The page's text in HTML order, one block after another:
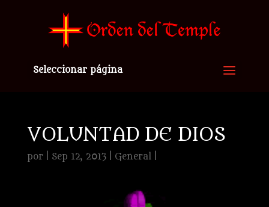
Seleccionar página
VOLUNTAD DE DIOS
por Sep 12, 2013| General|